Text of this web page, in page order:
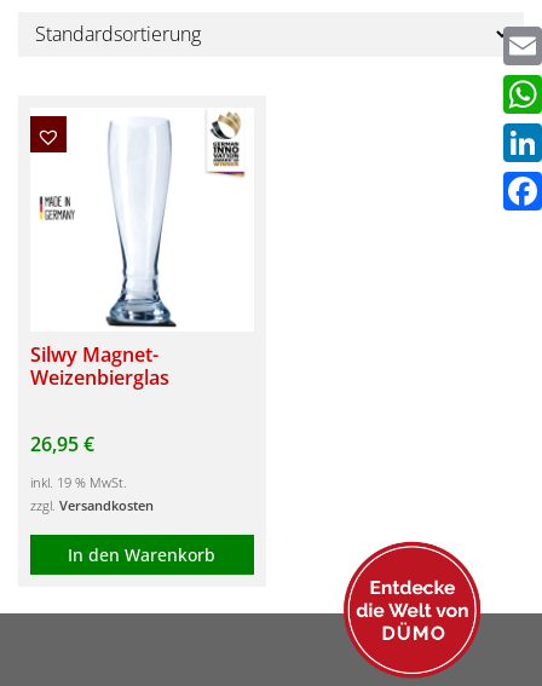
Silwy Magnet-
Weizenbierglas
26,95€
inkl. 19 % MwSt.
zzgl. Versandkosten
In den Warenkorb